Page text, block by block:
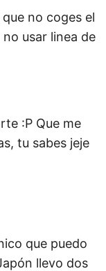
no coges el
usar linea de
:P Que me
tu sabes jeje
que puedo
llevo dos